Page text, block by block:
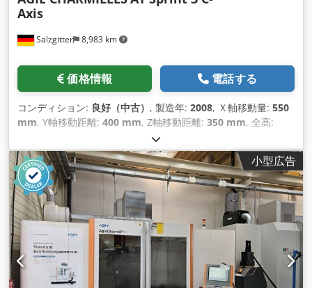
Salzgitter 8,983 km
Axis
価格情報 電話する
コンディション: 良好（中古） , 製造年: 2008, Ｘ軸移動量: 550
mm, Y軸移動距離: 400 mm, Z軸移動距離: 350 mm, 全高:
, 全長:
650 mm, テーブル長さ:850 mm,
小型広告